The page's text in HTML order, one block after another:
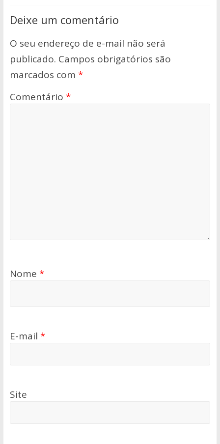
Deixe um comentário
O seu endereço de e-mail não será
publicado. Campos obrigatórios são
marcados com *
Comentário *
Nome *
E-mail *
Site